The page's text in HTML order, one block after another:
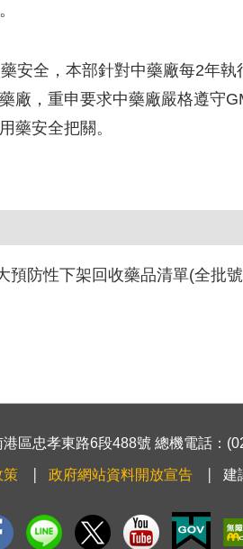
安全，本部針對中藥廠每2年執
廠，重申要求中藥廠嚴格遵守
藥安全把關。
預防性下架回收藥品清單(全批
區忠孝東路6段488號 總機電話：
策 政府網站資料開放宣告 建